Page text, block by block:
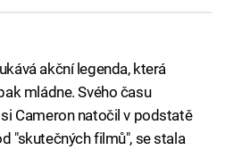
akční legenda, která
mládne. Svého času
Cameron natočil v podstatě
"skutečných filmů", se stala